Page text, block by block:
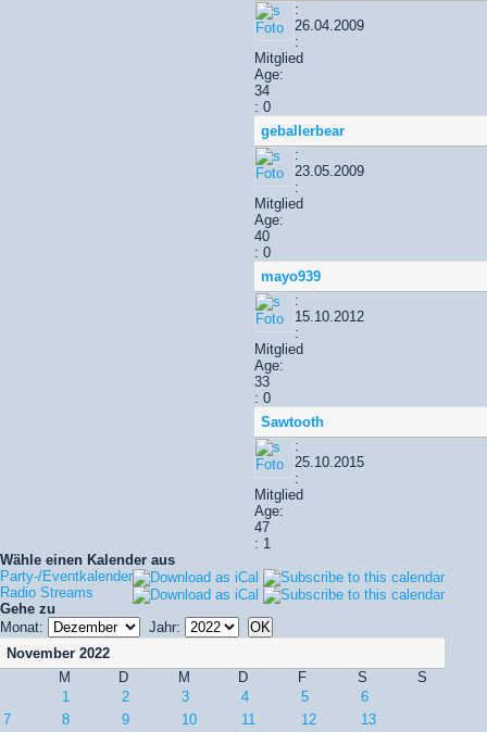
:
26.04.2009
:
Mitglied
Age:
34
: 0
geballerbear
:
23.05.2009
:
Mitglied
Age:
40
: 0
mayo939
:
15.10.2012
:
Mitglied
Age:
33
: 0
Sawtooth
:
25.10.2015
:
Mitglied
Age:
47
: 1
Wähle einen Kalender aus
Party-/Eventkalender
Radio Streams
Gehe zu
Monat:
Jahr:
November 2022
M
D M D F S
S
1
2 3 4 5
6
7
8 9 10 11 12 13